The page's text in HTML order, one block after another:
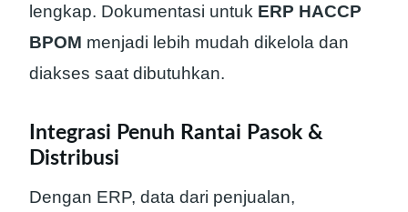
lengkap. Dokumentasi untuk ERP HACCP
BPOM menjadi lebih mudah dikelola dan
diakses saat dibutuhkan.
Integrasi Penuh Rantai Pasok &
Distribusi
Dengan ERP, data dari penjualan,